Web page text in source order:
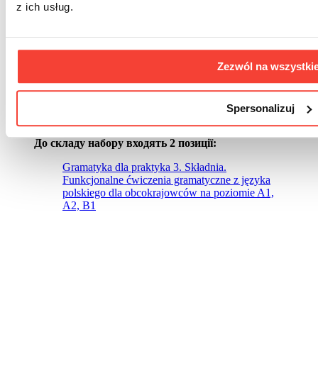
z ich usług.
Zezwól na
Spersonalizuj
синтаксис. Паперова версія +
Рівень: A1, A2, B1
До складу набору входять 2 позиції:
Gramatyka dla praktyka 3. Składnia.
Funkcjonalne ćwiczenia gramatyczne z języka
polskiego dla obcokrajowców na poziomie A1,
A2, B1